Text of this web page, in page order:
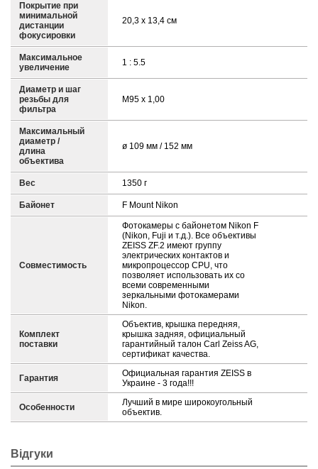
Покрытие при
минимальной
дистанции
фокусировки
20,3 x 13,4 см
Максимальное
увеличение
1 : 5.5
Диаметр и шаг
резьбы для
фильтра
M95 x 1,00
Максимальный
диаметр /
длина
объектива
ø 109 мм / 152 мм
Вес 1350 г
Байонет F Mount Nikon
Совместимость
Фотокамеры с байонетом Nikon F
(Nikon, Fuji и т.д.). Все объективы
ZEISS ZF.2 имеют группу
электрических контактов и
микропроцессор CPU, что
позволяет использовать их со
всеми современными
зеркальными фотокамерами
Nikon.
Комплект
поставки
Объектив, крышка передняя,
крышка задняя, официальный
гарантийный талон Carl Zeiss AG,
сертификат качества.
Гарантия
Официальная гарантия ZEISS в
Украине - 3 года!!!
Особенности
Лучший в мире широкоугольный
объектив.
Відгуки